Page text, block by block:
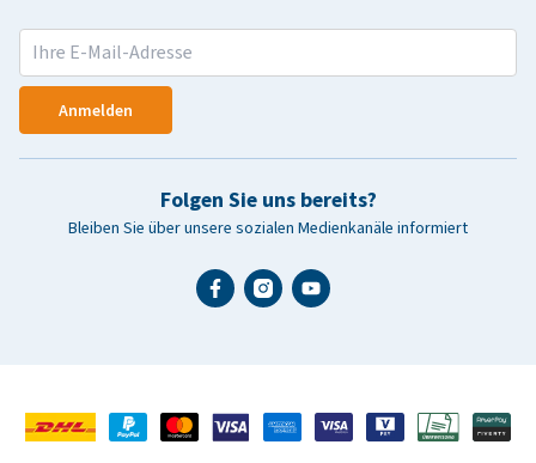
Anmelden
Folgen Sie uns bereits?
Bleiben Sie über unsere sozialen Medienkanäle informiert